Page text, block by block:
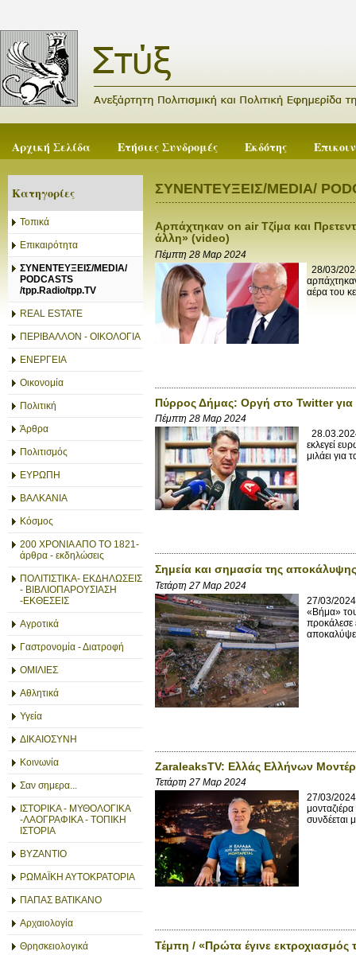
Αρχική Σελίδα Ετήσιες Συνδρομές Εκδότης
Κατηγορίες
Τοπικά
Επικαιρότητα
ΣΥΝΕΝΤΕΥΞΕΙΣ/MEDIA/
PODCASTS
/tpp.Radio/tpp.TV
REAL ESTATE
ΠΕΡΙΒΑΛΛΟΝ - ΟΙΚΟΛΟΓΙΑ
ΕΝΕΡΓΕΙΑ
Οικονομία
Πολιτική
Άρθρα
Πολιτισμός
ΕΥΡΩΠΗ
ΒΑΛΚΑΝΙΑ
Κόσμος
200 ΧΡΟΝΙΑ ΑΠΟ ΤΟ 1821-
άρθρα - εκδηλώσεις
ΠΟΛΙΤΙΣΤΙΚΑ- ΕΚΔΗΛΩΣΕΙΣ
- ΒΙΒΛΙΟΠΑΡΟΥΣΙΑΣΗ
-ΕΚΘΕΣΕΙΣ
Αγροτικά
Γαστρονομία - Διατροφή
ΟΜΙΛΙΕΣ
Αθλητικά
Υγεία
ΔΙΚΑΙΟΣΥΝΗ
Κοινωνία
Σαν σημερα...
ΙΣΤΟΡΙΚΑ - ΜΥΘΟΛΟΓΙΚΑ
-ΛΑΟΓΡΑΦΙΚΑ - ΤΟΠΙΚΗ
ΙΣΤΟΡΙΑ
ΒΥΖΑΝΤΙΟ
ΡΩΜΑΪΚΗ ΑΥΤΟΚΡΑΤΟΡΙΑ
ΠΑΠΑΣ ΒΑΤΙΚΑΝΟ
Αρχαιολογία
Θρησκειολογικά
ΣΥΝΕΝΤΕΥΞΕΙΣ/MEDIA/
Αρπάχτηκαν on air Τζίμα και
άλλη» (video)
Πέμπτη 28 Μαρ 2024
28/03/
αέρα του
Πύρρος Δήμας: Οργή στο Twitter
Πέμπτη 28 Μαρ 2024
εκλεγεί
μιλάει
Σημεία και σημασία της
Τετάρτη 27 Μαρ 2024
27/03/
«Βήμα»
προκάλεσε
ZaraleaksTV: Ελλάς Ελλήνων Μοντέρ
Τετάρτη 27 Μαρ 2024
27/03/2024
συνδέεται
Τέμπη / «Πρώτα έγινε εκτροχιασμός